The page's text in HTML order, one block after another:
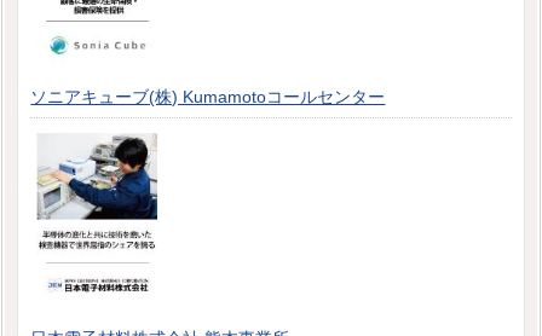
ソニアキューブ(株) Kumamotoコールセンター